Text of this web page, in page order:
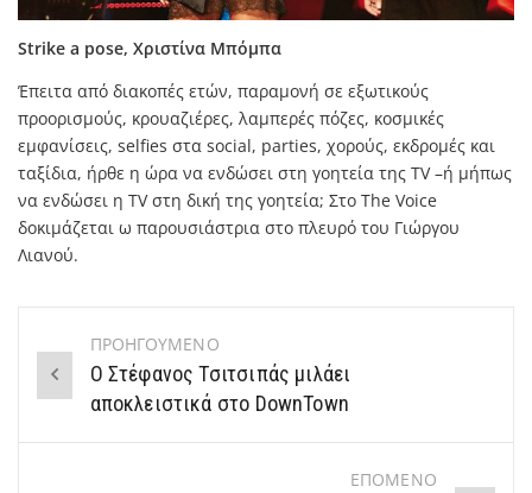
Strike a pose, Χριστίνα Μπόμπα
Έπειτα από διακοπές ετών, παραμονή σε εξωτικούς
προορισμούς, κρουαζιέρες, λαμπερές πόζες, κοσμικές
εμφανίσεις, selfies στα social, parties, χορούς, εκδρομές και
ταξίδια, ήρθε η ώρα να ενδώσει στη γοητεία της TV –ή μήπως
να ενδώσει η TV στη δική της γοητεία; Στο The Voice
δοκιμάζεται ω παρουσιάστρια στο πλευρό του Γιώργου
Λιανού.
Post
navigation
ΠΡΟΗΓΟΥΜΕΝΟ
Ο Στέφανος Τσιτσιπάς μιλάει
αποκλειστικά στο DownTown
ΕΠΟΜΕΝΟ